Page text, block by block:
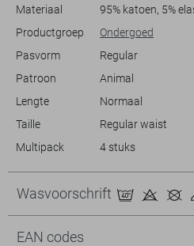
eigenzinnige flair toe aan je outfit
Ondergoed mag alleen
originele verpakking, in ongedragen
aan.
Materiaal
95% katoen, 5%
Productgroep
Ondergoed
Pasvorm
Regular
Patroon
Animal
Lengte
Normaal
Taille
Regular waist
Multipack
4 stuks
Wasvoorschrift
EAN codes